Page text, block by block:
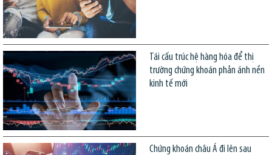
Tái cấu trúc hệ hàng hóa để thị
trường chứng khoán phản ánh nền
kinh tế mới
Chứng khoán châu Á đi lên sau